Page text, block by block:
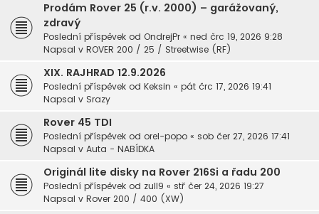
Prodám Rover 25 (r.v. 2000) – garážovaný,
zdravý
Poslední příspěvek od OndrejPr « ned črc 19, 2026 9:28
Napsal v ROVER 200 / 25 / Streetwise (RF)
XIX. RAJHRAD 12.9.2026
Poslední příspěvek od Keksin « pát črc 17, 2026 19:41
Napsal v Srazy
Rover 45 TDI
Poslední příspěvek od orel-popo « sob čer 27, 2026 17:41
Napsal v Auta - NABÍDKA
Originál lite disky na Rover 216Si a řadu 200
Poslední příspěvek od zull9 « stř čer 24, 2026 19:27
Napsal v Rover 200 / 400 (XW)